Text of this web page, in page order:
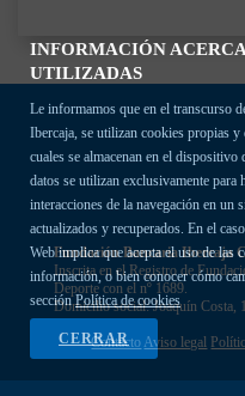
INFORMACIÓN
UTILIZADAS
Le informamos que en el transcurso
Ibercaja, se utilizan cookies propias
cuales se almacenan en el
datos se utilizan exclusivamente
interacciones de la navegación en un
actualizados y recuperados. En el
Web implica que acepta el uso de las
información, o bien conocer cómo
secciónPolítica de cookies
CERRAR
Fundación Bancaria Ibercaja
Inscrita en el Registro de
Deporte con el nº 1689.
Domicilio social: Joaquín Costa,
ContactoAviso legal